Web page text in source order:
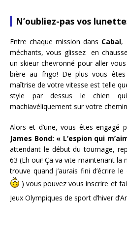
N’oubliez-pas vos
Entre chaque mission dans Cabal,
méchants, vous glissez en
un skieur chevronné pour aller
bière au frigo! De plus vous
maîtrise de votre vitesse est telle
style par dessus le chien
machiavéliquement sur votre
Alors et d’une, vous êtes engagé
James Bond: « L’espion qui
attendant le début du tournage,
63 (Eh oui! Ça va vite maintenant la
trouve quand j’aurais fini d’écrire
) vous pouvez vous inscrire et
Jeux Olympiques de sport d’hiver